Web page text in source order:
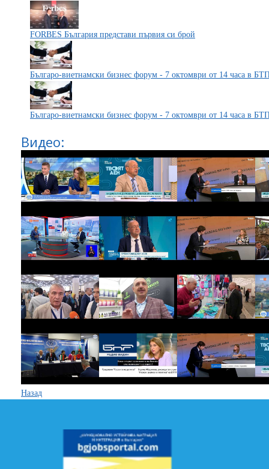
FORBES България представи първия си брой
Българо-виетнамски бизнес форум - 7 октомври от 14 часа в
Българо-виетнамски бизнес форум - 7 октомври от 14 часа в
Видео:
Назад